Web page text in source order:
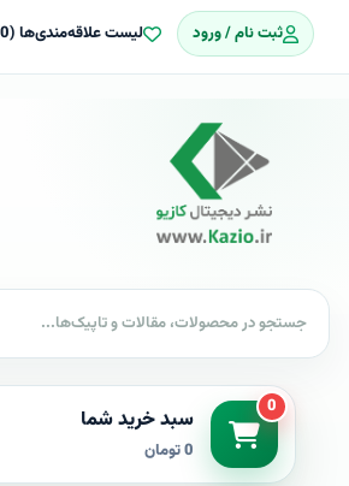
ثبت نام / ورود لیست علاقه‌مندی‌ها (0)
0 سبد خرید شما
0 تومان